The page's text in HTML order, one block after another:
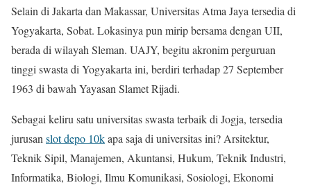
Selain di Jakarta dan Makassar, Universitas Atma Jaya tersedia di
Yogyakarta, Sobat. Lokasinya pun mirip bersama dengan UII,
berada di wilayah Sleman. UAJY, begitu akronim perguruan
tinggi swasta di Yogyakarta ini, berdiri terhadap 27 September
1963 di bawah Yayasan Slamet Rijadi.
Sebagai keliru satu universitas swasta terbaik di Jogja, tersedia
jurusan slot depo 10kapa saja di universitas ini? Arsitektur,
Teknik Sipil, Manajemen, Akuntansi, Hukum, Teknik Industri,
Informatika, Biologi, Ilmu Komunikasi, Sosiologi, Ekonomi